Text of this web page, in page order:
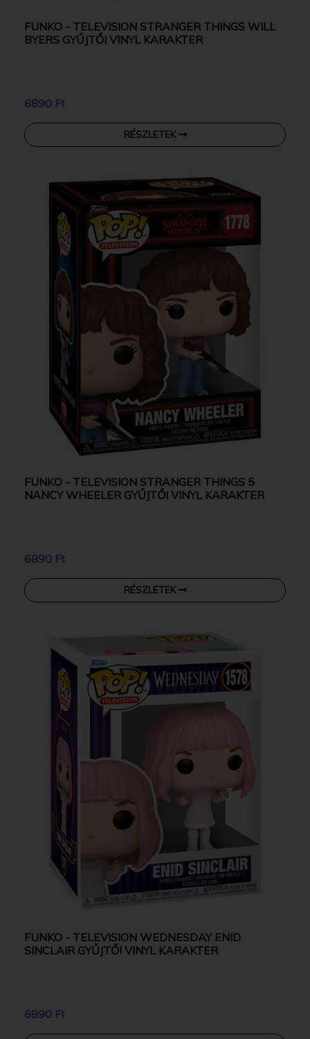
FUNKO - TELEVISION STRANGER THINGS WILL
BYERS GYŰJTŐI VINYL KARAKTER
6890 Ft
RÉSZLETEK
FUNKO - TELEVISION STRANGER THINGS 5
NANCY WHEELER GYŰJTŐI VINYL KARAKTER
6890 Ft
RÉSZLETEK
FUNKO - TELEVISION WEDNESDAY ENID
SINCLAIR GYŰJTŐI VINYL KARAKTER
6890 Ft